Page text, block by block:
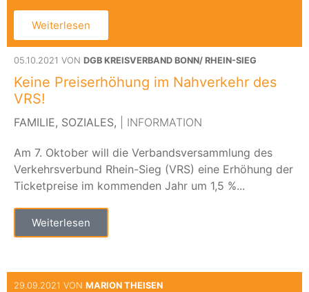
Weiterlesen
05.10.2021 VON DGB KREISVERBAND BONN/ RHEIN-SIEG
Keine Preiserhöhung im Nahverkehr des
VRS!
FAMILIE, SOZIALES, | INFORMATION
Am 7. Oktober will die Verbandsversammlung des
Verkehrsverbund Rhein-Sieg (VRS) eine Erhöhung der
Ticketpreise im kommenden Jahr um 1,5 %...
Weiterlesen
29.09.2021 VON MARION THEISEN